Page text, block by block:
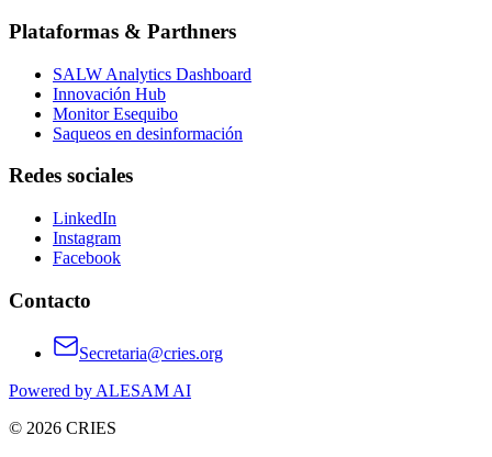
Plataformas & Parthners
SALW Analytics Dashboard
Innovación Hub
Monitor Esequibo
Saqueos en desinformación
Redes sociales
LinkedIn
Instagram
Facebook
Contacto
Secretaria@cries.org
Powered by ALESAM AI
© 2026 CRIES